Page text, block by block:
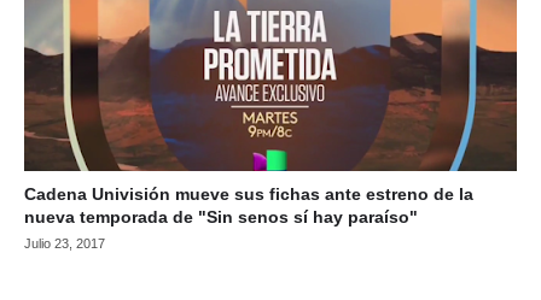
Cadena Univisión mueve sus fichas ante estreno de la
nueva temporada de "Sin senos sí hay paraíso"
Julio 23, 2017